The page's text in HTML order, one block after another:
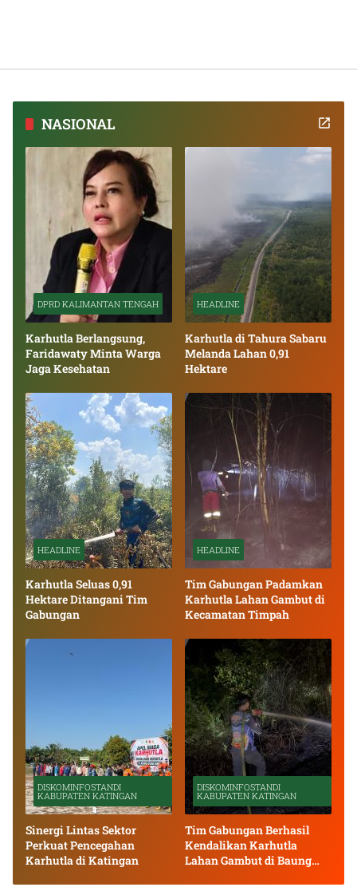
NASIONAL
DPRD KALIMANTAN TENGAH
Karhutla Berlangsung,
Faridawaty Minta Warga
Jaga Kesehatan
HEADLINE
Karhutla di Tahura Sabaru
Melanda Lahan 0,91
Hektare
HEADLINE
Karhutla Seluas 0,91
Hektare Ditangani Tim
Gabungan
HEADLINE
Tim Gabungan Padamkan
Karhutla Lahan Gambut di
Kecamatan Timpah
DISKOMINFOSTANDI
KABUPATEN KATINGAN
Sinergi Lintas Sektor
Perkuat Pencegahan
Karhutla di Katingan
DISKOMINFOSTANDI
KABUPATEN KATINGAN
Tim Gabungan Berhasil
Kendalikan Karhutla
Lahan Gambut di Baung